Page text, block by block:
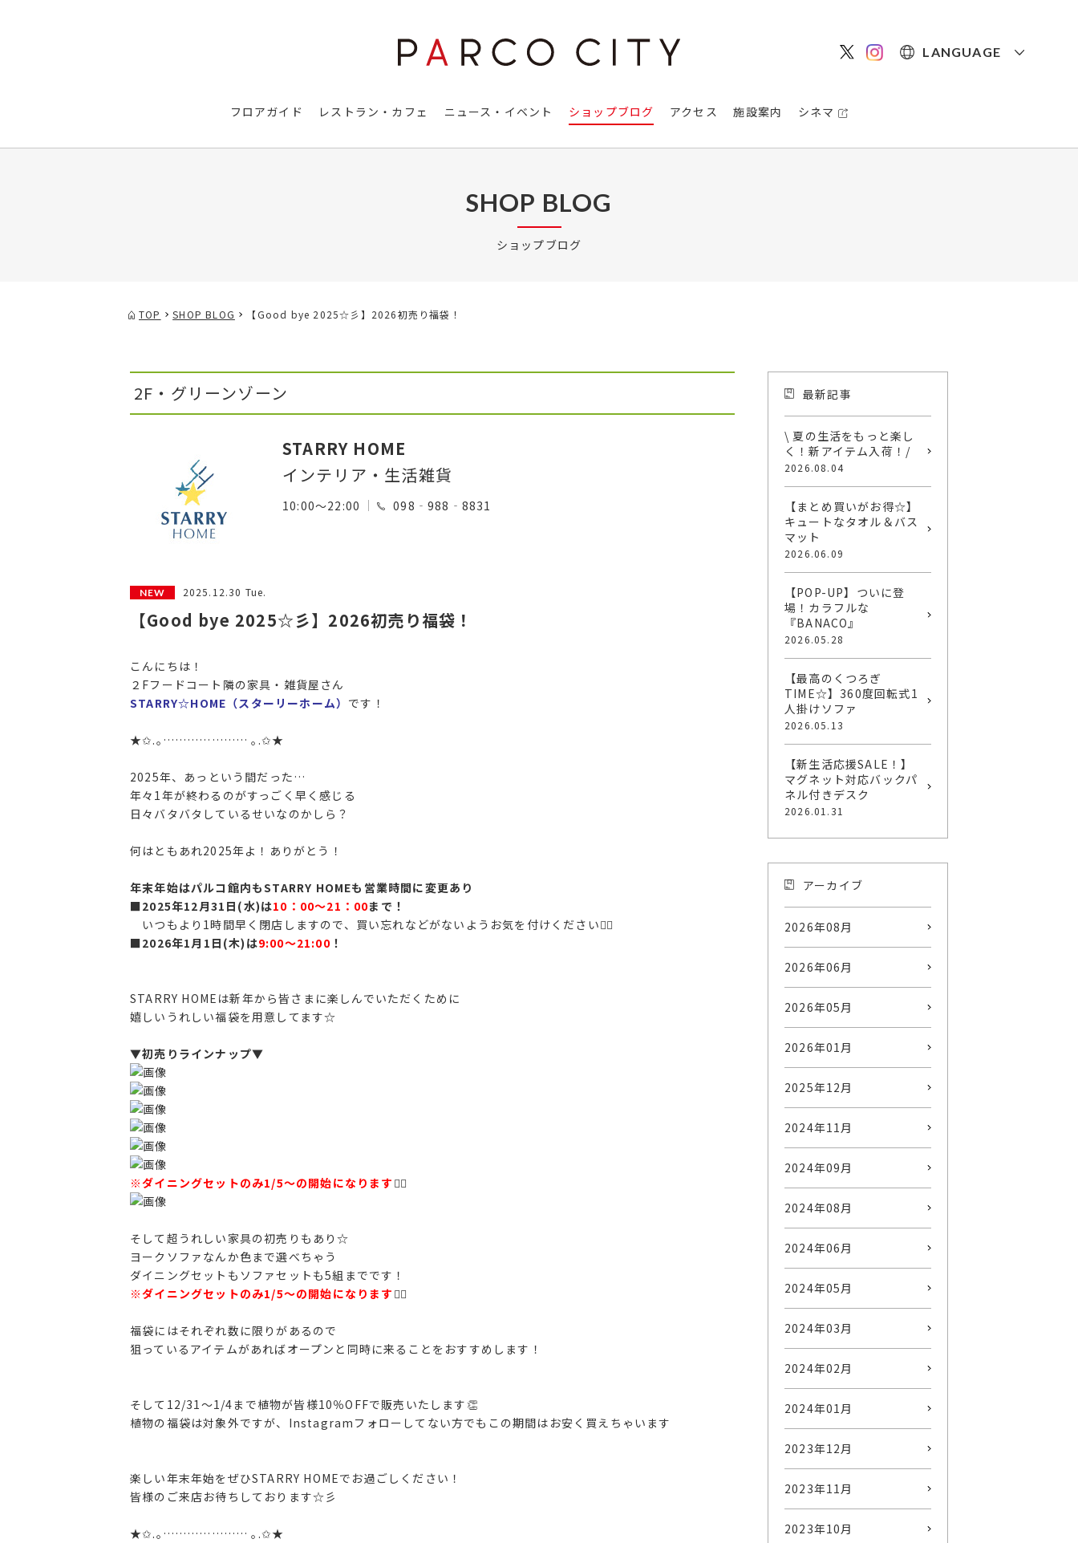
LANGUAGE
フロアガイド レストラン・カフェ ニュース・イベント ショップブログ アクセス 施設案内 シネマ
SHOP BLOG
ショップブログ
TOP SHOP BLOG 【Good bye 2025☆彡】2026初売り福袋！
2F・グリーンゾーン
STARRY HOME
インテリア・生活雑貨
10:00～22:00 098‐988‐8831
2025.12.30 Tue.
【Good bye 2025☆彡】2026初売り福袋！
こんにちは！
２Fフードコート隣の家具・雑貨屋さん
STARRY☆HOME（スターリーホーム） です！
★✩.｡………………… ｡.✩★
2025年、あっという間だった…
年々1年が終わるのがすっごく早く感じる
日々バタバタしているせいなのかしら？
何はともあれ2025年よ！ありがとう！
年末年始はパルコ館内もSTARRY HOMEも営業時間に変更あり
■2025年12月31日(水)は10：00～21：00まで！
いつもより1時間早く閉店しますので、買い忘れなどがないようお気を付けください🙇‍♀️
■2026年1月1日(木)は9:00〜21:00 ！
STARRY HOMEは新年から皆さまに楽しんでいただくために
嬉しいうれしい福袋を用意してます☆
▼初売りラインナップ▼
※ダイニングセットのみ1/5～の開始になります 🙇‍♀️
そして超うれしい家具の初売りもあり☆
ヨークソファなんか色まで選べちゃう
ダイニングセットもソファセットも5組までです！
※ダイニングセットのみ1/5～の開始になります 🙇‍♀️
福袋にはそれぞれ数に限りがあるので
狙っているアイテムがあればオープンと同時に来ることをおすすめします！
そして12/31～1/4まで植物が皆様10％OFFで販売いたします👏
植物の福袋は対象外ですが、Instagramフォローしてない方でもこの期間はお安く買えちゃいます
楽しい年末年始をぜひSTARRY HOMEでお過ごしください！
皆様のご来店お待ちしております☆彡
★✩.｡………………… ｡.✩★
最新記事
\ 夏の生活をもっと楽し
く！新アイテム入荷！/
2026.08.04
【まとめ買いがお得☆】
キュートなタオル＆バス
マット
2026.06.09
【POP-UP】ついに登
場！カラフルな
『BANACO』
2026.05.28
【最高のくつろぎ
TIME☆】360度回転式1
人掛けソファ
2026.05.13
【新生活応援SALE！】
マグネット対応バックパ
ネル付きデスク
2026.01.31
アーカイブ
2026年08月
2026年06月
2026年05月
2026年01月
2025年12月
2024年11月
2024年09月
2024年08月
2024年06月
2024年05月
2024年03月
2024年02月
2024年01月
2023年12月
2023年11月
2023年10月